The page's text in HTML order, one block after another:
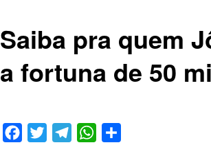
Saiba pra quem
a fortuna de 50
Facebook
Twitter TelegramWhatsApp